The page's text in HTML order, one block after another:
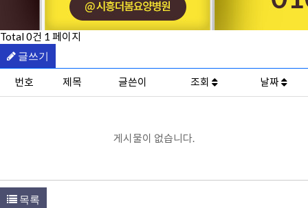
Total 0건 1 페이지
글쓰기
번호 제목 글쓴이 조회 날짜
게시물이 없습니다.
목록